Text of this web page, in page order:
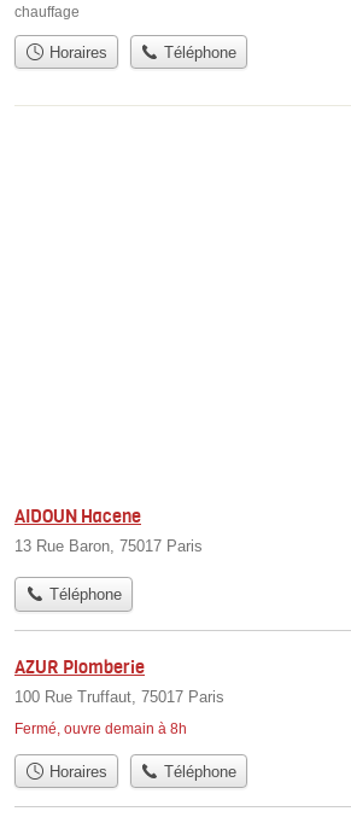
chauffage
Horaires Téléphone
AIDOUN Hacene
13 Rue Baron, 75017 Paris
Téléphone
AZUR Plomberie
100 Rue Truffaut, 75017 Paris
Fermé, ouvre demain à 8h
Horaires Téléphone